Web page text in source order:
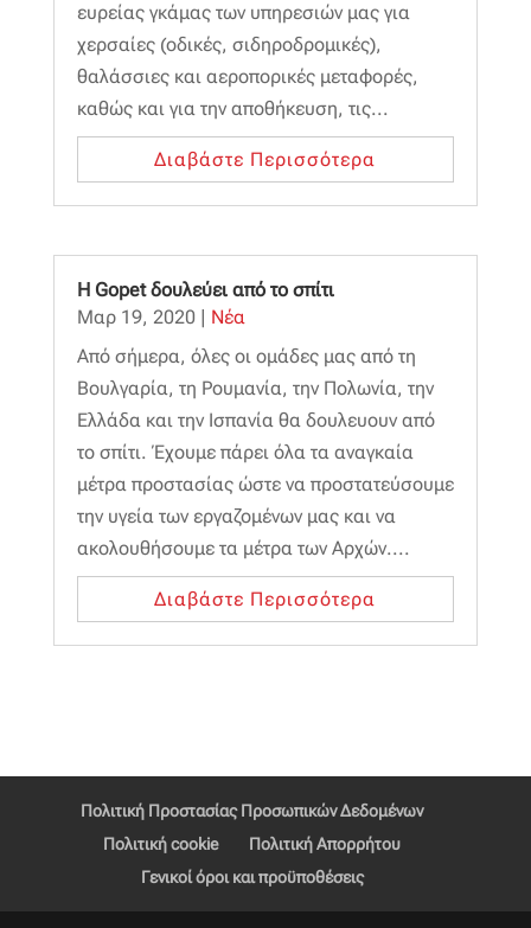
ευρείας γκάμας των υπηρεσιών μας για
χερσαίες (οδικές, σιδηροδρομικές),
θαλάσσιες και αεροπορικές μεταφορές,
καθώς και για την αποθήκευση, τις...
Διαβάστε Περισσότερα
Η Gopet δουλεύει από το σπίτι
Μαρ 19, 2020| Νέα
Από σήμερα, όλες οι ομάδες μας από τη
Βουλγαρία, τη Ρουμανία, την Πολωνία, την
Ελλάδα και την Ισπανία θα δουλευουν από
το σπίτι. Έχουμε πάρει όλα τα αναγκαία
μέτρα προστασίας ώστε να προστατεύσουμε
την υγεία των εργαζομένων μας και να
ακολουθήσουμε τα μέτρα των Αρχών....
Διαβάστε Περισσότερα
Πολιτική Προστασίας Προσωπικών Δεδομένων
Πολιτική cookie
Πολιτική Απορρήτου
Γενικοί όροι και προϋποθέσεις